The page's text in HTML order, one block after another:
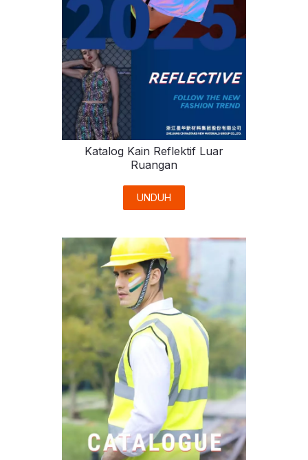
Katalog Kain Reflektif Luar
Ruangan
UNDUH